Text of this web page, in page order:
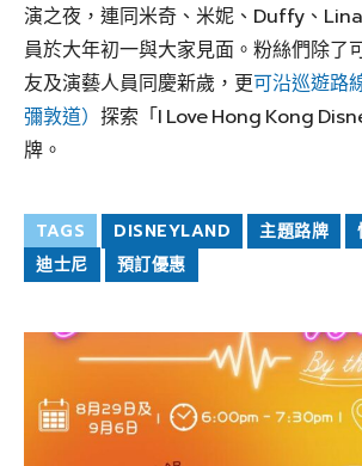
演之夜，連同米奇、米妮、Duffy、
員於大年初一與大家見面。粉絲們除了
友及演藝人員同慶新歲，更可沿巡遊路
彌敦道） 探索「I Love Hong Kong
牌。
TAGS DISNEYLAND 主題路牌
迪士尼
預訂優惠